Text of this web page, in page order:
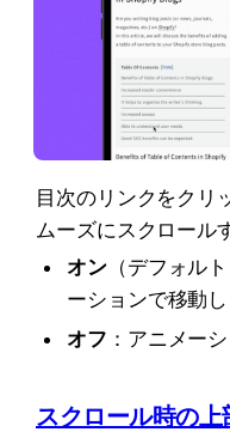
目次のリンクをクリ
ムーズにスクロール
オン（デフォル
ーションで移動
オフ ：アニメー
スクロール時の上